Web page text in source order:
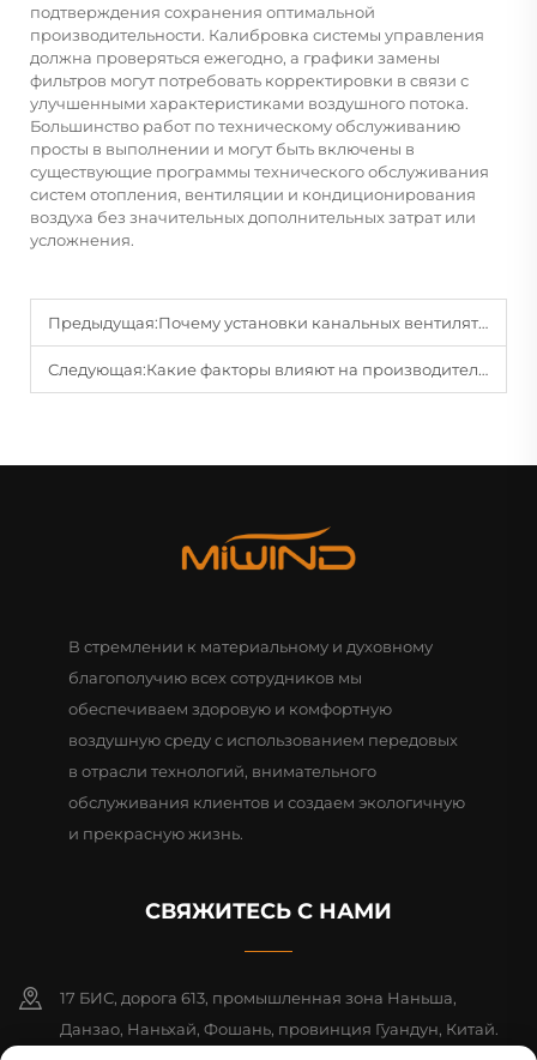
подтверждения сохранения оптимальной
производительности. Калибровка системы управления
должна проверяться ежегодно, а графики замены
фильтров могут потребовать корректировки в связи с
улучшенными характеристиками воздушного потока.
Большинство работ по техническому обслуживанию
просты в выполнении и могут быть включены в
существующие программы технического обслуживания
систем отопления, вентиляции и кондиционирования
воздуха без значительных дополнительных затрат или
усложнения.
Предыдущая:Почему установки канальных вентиляторов широко используются в промышленной вентиляции?
Следующая:Какие факторы влияют на производительность канальных вентиляторов в крупных сетях воздуховодов?
В стремлении к материальному и духовному
благополучию всех сотрудников мы
обеспечиваем здоровую и комфортную
воздушную среду с использованием передовых
в отрасли технологий, внимательного
обслуживания клиентов и создаем экологичную
и прекрасную жизнь.
СВЯЖИТЕСЬ С НАМИ
17 БИС, дорога 613, промышленная зона Наньша,
Данзао, Наньхай, Фошань, провинция Гуандун, Китай.